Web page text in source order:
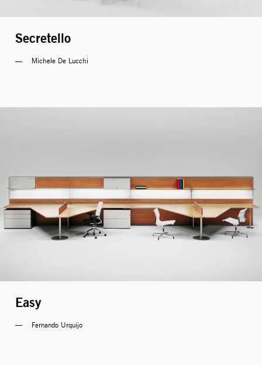
Secretello
Michele De Lucchi
Easy
Fernando Urquijo